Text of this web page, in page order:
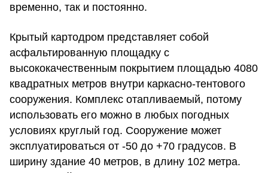
временно, так и постоянно.
Крытый картодром представляет собой
асфальтированную площадку с
высококачественным покрытием площадью 4080
квадратных метров внутри каркасно-тентового
сооружения. Комплекс отапливаемый, потому
использовать его можно в любых погодных
условиях круглый год. Сооружение может
эксплуатироваться от -50 до +70 градусов. В
ширину здание 40 метров, в длину 102 метра.